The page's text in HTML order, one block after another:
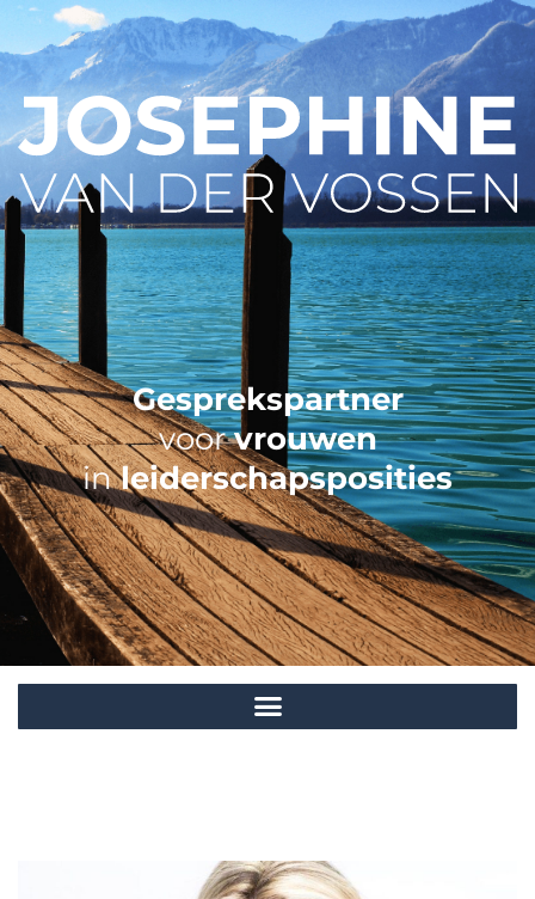
Gesprekspartner
voorvrouwen
inleiderschapsposities